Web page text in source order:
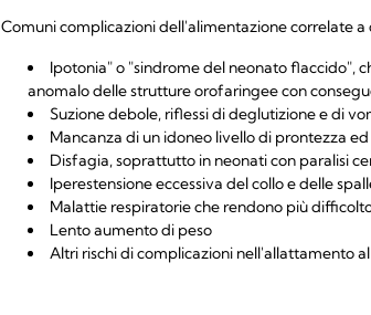
Comuni complicazioni dell'alimentazione correlate a
Ipotonia" o "sindrome del neonato flaccido",
anomalo delle strutture orofaringee con
Suzione debole, riflessi di deglutizione e di
Mancanza di un idoneo livello di prontezza
Disfagia, soprattutto in neonati con paralisi
Iperestensione eccessiva del collo e delle
Malattie respiratorie che rendono più
Lento aumento di peso
Altri rischi di complicazioni nell'allattamento